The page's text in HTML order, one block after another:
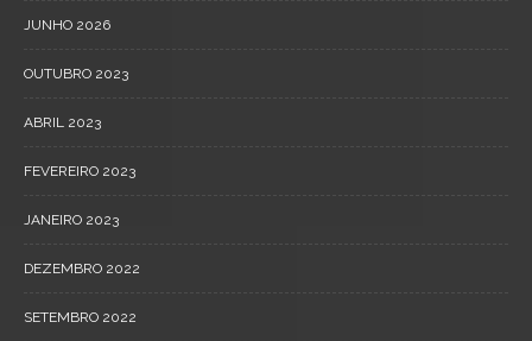
JUNHO 2026
OUTUBRO 2023
ABRIL 2023
FEVEREIRO 2023
JANEIRO 2023
DEZEMBRO 2022
SETEMBRO 2022